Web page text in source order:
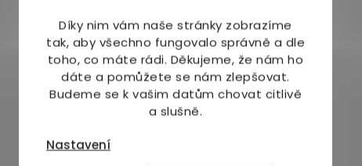
Díky nim vám naše stránky zobrazíme
tak, aby všechno fungovalo správně a dle
toho, co máte rádi. Děkujeme, že nám ho
dáte a pomůžete se nám zlepšovat.
Budeme se k vašim datům chovat citlivě
a slušně.
Nastavení
Rapunzel BIO Kokosový nápoj 400 ml
Průměrné